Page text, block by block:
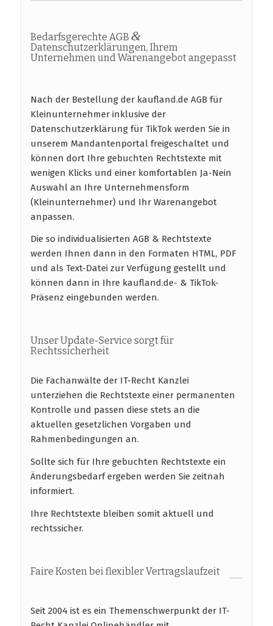
Bedarfsgerechte AGB &
Datenschutzerklärungen, Ihrem
Unternehmen und Warenangebot angepasst
Nach der Bestellung der kaufland.de AGB für
Kleinunternehmer inklusive der
Datenschutzerklärung für TikTok werden Sie in
unserem Mandantenportal freigeschaltet und
können dort Ihre gebuchten Rechtstexte mit
wenigen Klicks und einer komfortablen Ja-Nein
Auswahl an Ihre Unternehmensform
(Kleinunternehmer) und Ihr Warenangebot
anpassen.
Die so individualisierten AGB & Rechtstexte
werden Ihnen dann in den Formaten HTML, PDF
und als Text-Datei zur Verfügung gestellt und
können dann in Ihre kaufland.de- & TikTok-
Präsenz eingebunden werden.
Unser Update-Service sorgt für
Rechtssicherheit
Die Fachanwälte der IT-Recht Kanzlei
unterziehen die Rechtstexte einer permanenten
Kontrolle und passen diese stets an die
aktuellen gesetzlichen Vorgaben und
Rahmenbedingungen an.
Sollte sich für Ihre gebuchten Rechtstexte ein
Änderungsbedarf ergeben werden Sie zeitnah
informiert.
Ihre Rechtstexte bleiben somit aktuell und
rechtssicher.
Faire Kosten bei flexibler Vertragslaufzeit
Seit 2004 ist es ein Themenschwerpunkt der IT-